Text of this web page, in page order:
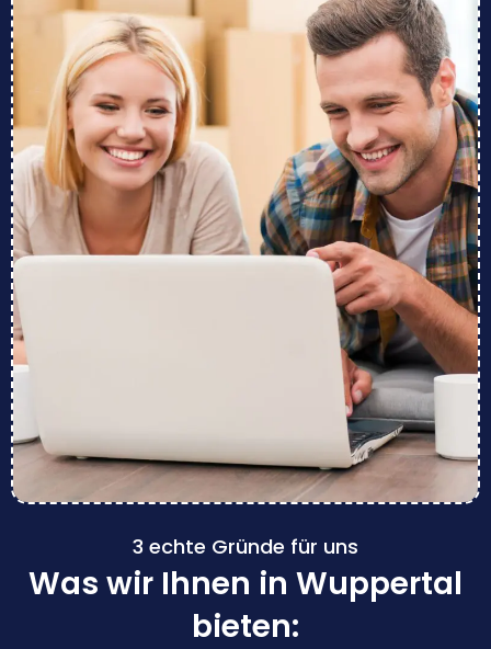
3 echte Gründe für uns
Was wir Ihnen in Wuppertal
bieten: